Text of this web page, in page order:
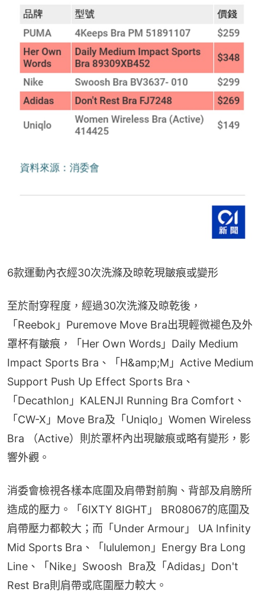
6款運動內衣經30次洗滌及晾乾現皺痕或變形
至於耐穿程度，經過30次洗滌及晾乾後，
「Reebok」Puremove Move Bra出現輕微褪色及外
罩杯有皺痕，「Her Own Words」Daily Medium
Impact Sports Bra、「H&amp;M」Active Medium
Support Push Up Effect Sports Bra、
「Decathlon」KALENJI Running Bra Comfort、
「CW-X」Move Bra及「Uniqlo」Women Wireless
Bra （Active）則於罩杯內出現皺痕或略有變形，影
響外觀。
消委會檢視各樣本底圍及肩帶對前胸、背部及肩膀所
造成的壓力。「6IXTY 8IGHT」 BR08067的底圍及
肩帶壓力都較大；而「Under Armour」 UA Infinity
Mid Sports Bra、「lululemon」Energy Bra Long
Line、「Nike」Swoosh  Bra及「Adidas」Don't
Rest Bra則肩帶或底圍壓力較大。